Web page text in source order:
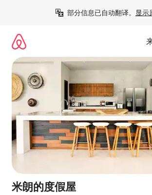
部分信息已自动翻译。 显示
米朗的度假屋